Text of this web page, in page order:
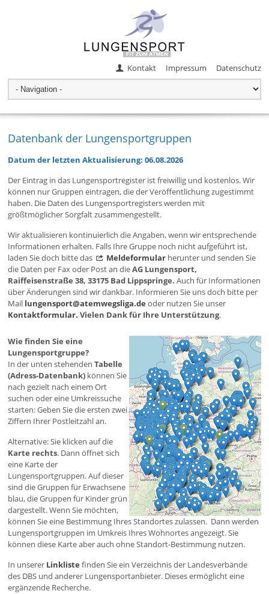
Kontakt Impressum Datenschutz
Datenbank der Lungensportgruppen
Datum der letzten Aktualisierung: 06.08.2026
Der Eintrag in das Lungensportregister ist freiwillig und kostenlos. Wir
können nur Gruppen eintragen, die der Veröffentlichung zugestimmt
haben. Die Daten des Lungensportregisters werden mit
größtmöglicher Sorgfalt zusammengestellt.
Wir aktualisieren kontinuierlich die Angaben, wenn wir entsprechende
Informationen erhalten. Falls Ihre Gruppe noch nicht aufgeführt ist,
laden Sie doch bitte das
Meldeformular herunter und senden Sie
die Daten per Fax oder Post an dieAG Lungensport,
Raiffeisenstraße 38, 33175 Bad Lippspringe. Auch für Informationen
über Änderungen sind wir dankbar. Informieren Sie uns doch bitte per
Mail lungensport@atemwegsliga.de oder nutzen Sie unser
Kontaktformular. Vielen Dank für Ihre Unterstützung.
Wie finden Sie eine
Lungensportgruppe?
In der unten stehenden Tabelle
(Adress-Datenbank) können Sie
nach gezielt nach einem Ort
suchen oder eine Umkreissuche
starten: Geben Sie die ersten zwei
Ziffern Ihrer Postleitzahl an.
Alternative: Sie klicken auf die
Karte rechts. Dann öffnet sich
eine Karte der
Lungensportgruppen. Auf dieser
sind die Gruppen für Erwachsene
blau, die Gruppen für Kinder grün
dargestellt. Wenn Sie möchten,
können Sie eine Bestimmung Ihres Standortes zulassen. Dann werden
Lungensportgruppen im Umkreis Ihres Wohnortes angezeigt. Sie
können diese Karte aber auch ohne Standort-Bestimmung nutzen.
In unserer Linkliste finden Sie ein Verzeichnis der Landesverbände
des DBS und anderer Lungensportanbieter. Dieses ermöglicht eine
ergänzende Recherche.